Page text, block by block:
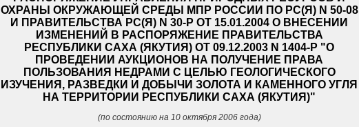
ОХРАНЫ ОКРУЖАЮЩЕЙ СРЕДЫ МПР РОССИИ ПО РС(Я) N 50-08
И ПРАВИТЕЛЬСТВА РС(Я) N 30-P ОТ 15.01.2004 О ВНЕСЕНИИ
ИЗМЕНЕНИЙ В РАСПОРЯЖЕНИЕ ПРАВИТЕЛЬСТВА
РЕСПУБЛИКИ САХА (ЯКУТИЯ) ОТ 09.12.2003 N 1404-Р "О
ПРОВЕДЕНИИ АУКЦИОНОВ НА ПОЛУЧЕНИЕ ПРАВА
ПОЛЬЗОВАНИЯ НЕДРАМИ С ЦЕЛЬЮ ГЕОЛОГИЧЕСКОГО
ИЗУЧЕНИЯ, РАЗВЕДКИ И ДОБЫЧИ ЗОЛОТА И КАМЕННОГО УГЛЯ
НА ТЕРРИТОРИИ РЕСПУБЛИКИ САХА (ЯКУТИЯ)"
(по состоянию на 10 октября 2006 года)